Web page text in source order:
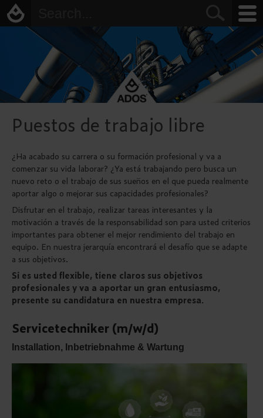
Puestos de trabajo libre
¿Ha acabado su carrera o su formación profesional y va a
comenzar su vida laborar? ¿Ya está trabajando pero busca un
nuevo reto o el trabajo de sus sueños en el que pueda realmente
aportar algo o mejorar sus capacidades profesionales?
Disfrutar en el trabajo, realizar tareas interesantes y la
motivación a través de la responsabilidad son para usted criterios
importantes para obtener el mejor rendimiento del trabajo en
equipo. En nuestra jerarquía encontrará el desafío que se adapte
a sus objetivos.
Si es usted flexible, tiene claros sus objetivos
profesionales y va a aportar un gran entusiasmo,
presente su candidatura en nuestra empresa.
Servicetechniker (m/w/d)
Installation, Inbetriebnahme & Wartung